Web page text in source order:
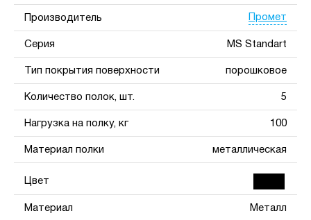
Производитель Промет
Серия MS Standart
Тип покрытия поверхности порошковое
Количество полок, шт. 5
Нагрузка на полку, кг 100
Материал полки металлическая
Цвет
Материал Металл